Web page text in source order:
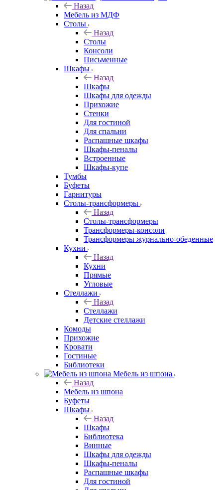
Назад
Мебель из МДФ
Столы
Назад
Столы
Консоли
Письменные
Шкафы
Назад
Шкафы
Шкафы для одежды
Прихожие
Стенки
Для гостиной
Для спальни
Распашные шкафы
Шкафы-пеналы
Встроенные
Шкафы-купе
Тумбы
Буфеты
Гарнитуры
Столы-трансформеры
Назад
Столы-трансформеры
Трансформеры-консоли
Трансформеры журнально-обеденные
Кухни
Назад
Кухни
Прямые
Угловые
Стеллажи
Назад
Стеллажи
Детские стеллажи
Комоды
Прихожие
Кровати
Гостиные
Библиотеки
Мебель из шпона
Назад
Мебель из шпона
Буфеты
Шкафы
Назад
Шкафы
Библиотека
Винные
Шкафы для одежды
Шкафы-пеналы
Распашные шкафы
Для гостиной